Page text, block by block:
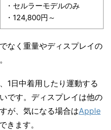
・セルラーモデルのみ
・124,800円～
なく重量やディスプレイの
1日中着用したり運動する
です。ディスプレイは他の
が、気になる場合はApple
できます。